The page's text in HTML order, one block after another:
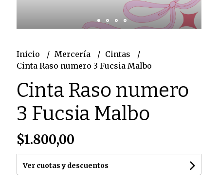
Inicio Mercería
Cintas
Cinta Raso numero 3 Fucsia Malbo
Cinta Raso numero
3 Fucsia Malbo
$1.800,00
Ver cuotas y descuentos